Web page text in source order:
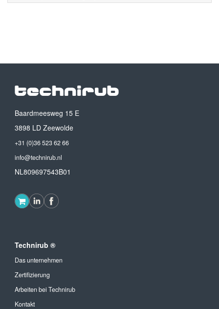
Baardmeesweg 15 E
3898 LD Zeewolde
+31 (0)36 523 62 66
info@technirub.nl
NL809697543B01
Technirub ®
Das unternehmen
Zertifizierung
Arbeiten bei Technirub
Kontakt